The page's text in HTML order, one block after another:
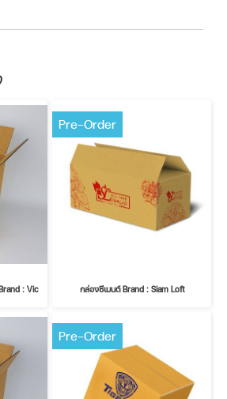
: Vic
Pre-Order
กล่องซีเมนต์ Brand : Siam Loft
Pre-Order